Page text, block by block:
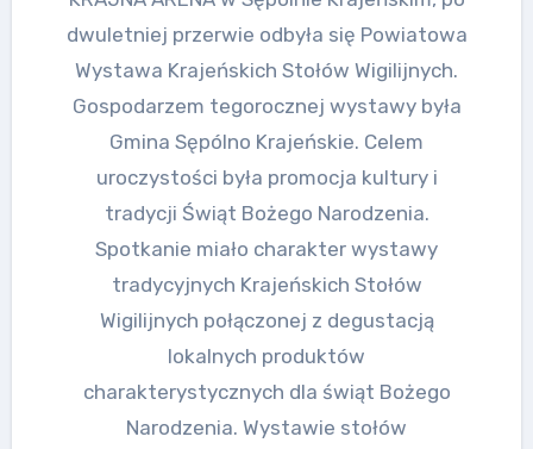
dwuletniej przerwie odbyła się Powiatowa
Wystawa Krajeńskich Stołów Wigilijnych.
Gospodarzem tegorocznej wystawy była
Gmina Sępólno Krajeńskie. Celem
uroczystości była promocja kultury i
tradycji Świąt Bożego Narodzenia.
Spotkanie miało charakter wystawy
tradycyjnych Krajeńskich Stołów
Wigilijnych połączonej z degustacją
lokalnych produktów
charakterystycznych dla świąt Bożego
Narodzenia. Wystawie stołów